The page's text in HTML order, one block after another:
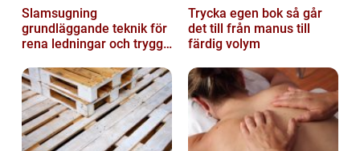
Slamsugning
grundläggande teknik för
rena ledningar och trygg
Trycka egen bok så går
det till från manus till
färdig volym